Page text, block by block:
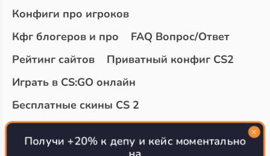
Конфиги про игроков
Кфг блогеров и про
FAQ Вопрос/Ответ
Рейтинг сайтов
Приватный конфиг CS2
Играть в CS:GO онлайн
Бесплатные скины CS 2
Топ сайтов с халявой КС 2
О проекте
Получи +20% к депу и кейс моментально